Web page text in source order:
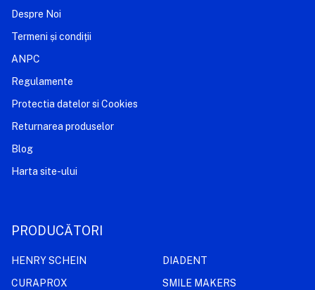
Despre Noi
Termeni și condiții
ANPC
Regulamente
Protectia datelor si Cookies
Returnarea produselor
Blog
Harta site-ului
PRODUCĂTORI
HENRY SCHEIN
CURAPROX
DIADENT
SMILE MAKERS